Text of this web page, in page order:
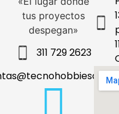
tus proyectos
despegan»
311 729 2623